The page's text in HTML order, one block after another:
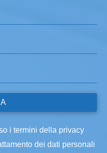
i termini della privacy
dei dati personali